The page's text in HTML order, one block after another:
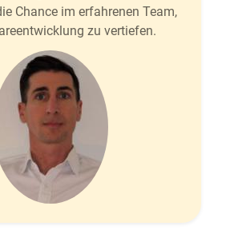
Chance im erfahrenen Team,
zu vertiefen.